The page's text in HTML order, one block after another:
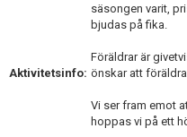
Aktivitetsinfo:
säsongen varit,
bjudas på fika.
Föräldrar är
önskar att
Vi ser fram emot
hoppas vi på ett